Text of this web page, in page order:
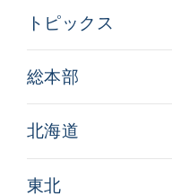
トピックス
総本部
北海道
東北